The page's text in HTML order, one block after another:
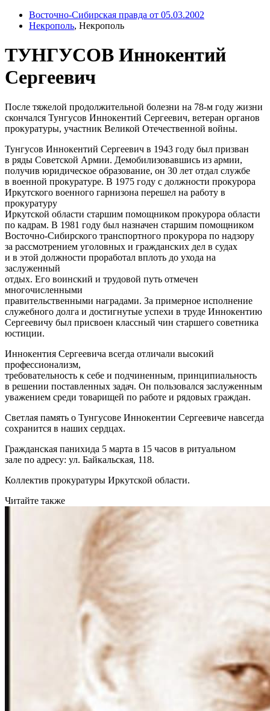
Восточно-Сибирская правда от 05.03.2002
Некрополь, Некрополь
ТУНГУСОВ Иннокентий
Сергеевич
После тяжелой продолжительной болезни на 78-м году жизни
скончался Тунгусов Иннокентий Сергеевич, ветеран органов
прокуратуры, участник Великой Отечественной войны.
Тунгусов Иннокентий Сергеевич в 1943 году был призван
в ряды Советской Армии. Демобилизовавшись из армии,
получив юридическое образование, он 30 лет отдал службе
в военной прокуратуре. В 1975 году с должности прокурора
Иркутского военного гарнизона перешел на работу в
прокуратуру
Иркутской области старшим помощником прокурора области
по кадрам. В 1981 году был назначен старшим помощником
Восточно-Сибирского транспортного прокурора по надзору
за рассмотрением уголовных и гражданских дел в судах
и в этой должности проработал вплоть до ухода на
заслуженный
отдых. Его воинский и трудовой путь отмечен
многочисленными
правительственными наградами. За примерное исполнение
служебного долга и достигнутые успехи в труде Иннокентию
Сергеевичу был присвоен классный чин старшего советника
юстиции.
Иннокентия Сергеевича всегда отличали высокий
профессионализм,
требовательность к себе и подчиненным, принципиальность
в решении поставленных задач. Он пользовался заслуженным
уважением среди товарищей по работе и рядовых граждан.
Светлая память о Тунгусове Иннокентии Сергеевиче навсегда
сохранится в наших сердцах.
Гражданская панихида 5 марта в 15 часов в ритуальном
зале по адресу: ул. Байкальская, 118.
Коллектив прокуратуры Иркутской области.
Читайте также